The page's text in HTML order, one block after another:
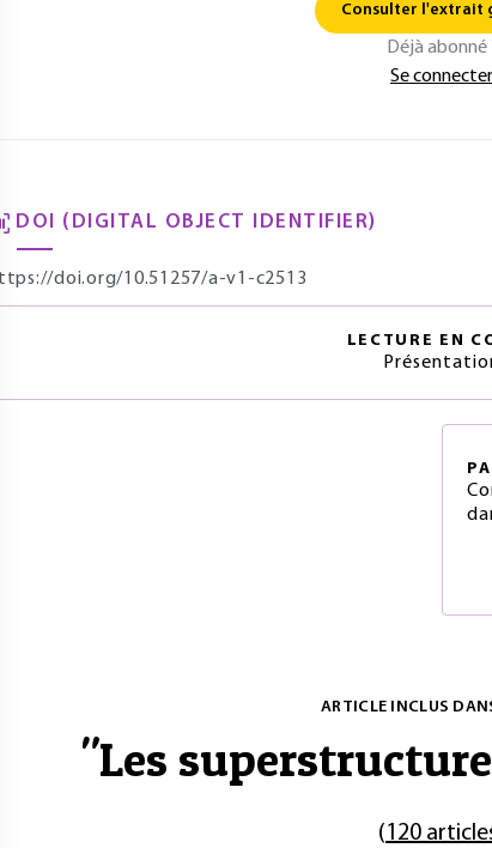
Consulter l'extrait
Déjà abonné
Se connecter
DOI (DIGITAL OBJECT IDENTIFIER)
doi.org/10.51257/a-v1-c2513
LECTURE EN
ARTICLE INCLUS
"Les
(120